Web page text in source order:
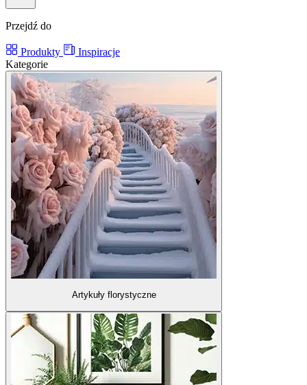
Przejdź do
Produkty
Inspiracje
Kategorie
Artykuły florystyczne